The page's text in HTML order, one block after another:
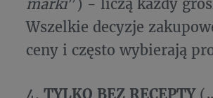
marki”) - liczą każdy
Wszelkie decyzje
ceny i często wybierają
4. TYLKO BEZ RECEPTY („